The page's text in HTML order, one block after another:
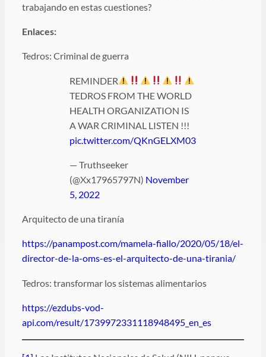
trabajando en estas cuestiones?
Enlaces:
Tedros: Criminal de guerra
REMINDER
TEDROS FROM THE WORLD
HEALTH ORGANIZATION IS
A WAR CRIMINAL LISTEN !!!
pic.twitter.com/QKnGELXM03
— Truthseeker
(@Xx17965797N) November
5, 2022
Arquitecto de una tiranía
https://panampost.com/mamela-fiallo/2020/05/18/el-
director-de-la-oms-es-el-arquitecto-de-una-tirania/
Tedros: transformar los sistemas alimentarios
https://ezdubs-vod-
api.com/result/1739972331118948495_en_es